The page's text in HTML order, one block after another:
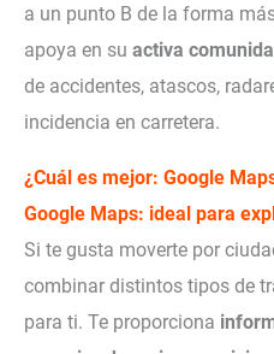
a un punto B de la forma
apoya en su activa
de accidentes, atascos,
incidencia en carretera.
¿Cuál es mejor: Google
Google Maps: ideal para
Si te gusta moverte por
combinar distintos tipos de
para ti. Te proporciona